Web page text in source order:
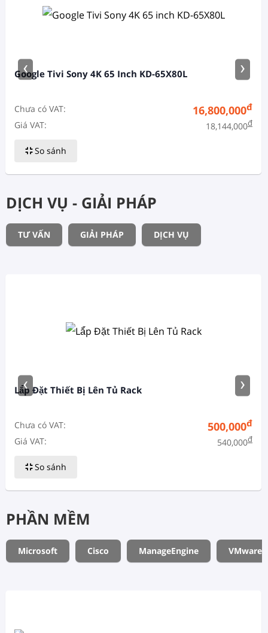
Google Tivi Sony 4K 65 Inch KD-65X80L
Chưa có VAT: 16,800,000đ
Giá VAT: 18,144,000đ
So sánh
‹ ›
DỊCH VỤ - GIẢI PHÁP
TƯ VẤN GIẢI PHÁP DỊCH VỤ
Lắ́p Đặt Thiết Bị Lên Tủ Rack
Chưa có VAT: 500,000đ
Giá VAT: 540,000đ
So sánh
‹ ›
PHẦN MỀM
Microsoft Cisco ManageEngine VMware